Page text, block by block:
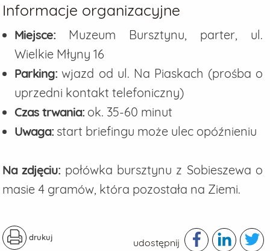
Informacje organizacyjne
Miejsce: Muzeum Bursztynu, parter, ul.
Wielkie Młyny 16
Parking: wjazd od ul. Na Piaskach (prośba o
uprzedni kontakt telefoniczny)
Czas trwania: ok. 35-60 minut
Uwaga: start briefingu może ulec opóźnieniu
Na zdjęciu: połówka bursztynu z Sobieszewa o
masie 4 gramów, która pozostała na Ziemi.
drukuj udostępnij